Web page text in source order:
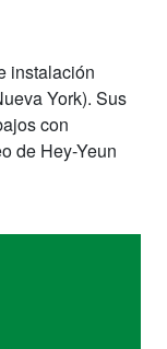
instalación
York). Sus
con
de Hey-Yeun